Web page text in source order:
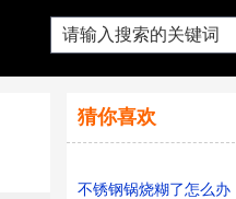
猜你喜欢
不锈钢锅烧糊了怎么办